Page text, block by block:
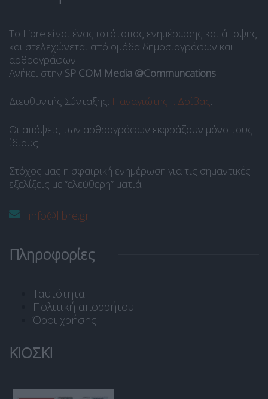
Το Libre είναι ένας ιστότοπος ενημέρωσης και άποψης
και στελεχώνεται από ομάδα δημοσιογράφων και
αρθρογράφων.
Ανήκει στην SP COM Media @Communcations.
Διευθυντής Σύνταξης: Παναγιώτης Ι. Δρίβας.
Οι απόψεις των αρθρογράφων εκφράζουν μόνο τους
ίδιους.
Στόχος μας η σφαιρική ενημέρωση για τις σημαντικές
εξελίξεις με “ελεύθερη” ματιά.
info@libre.gr
Πληροφορίες
Ταυτότητα
Πολιτική απορρήτου
Όροι χρήσης
ΚΙΟΣΚΙ